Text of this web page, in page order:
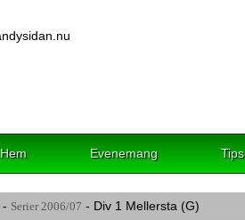
Hem Evenemang Tips
- Serier 2006/07 - Div 1 Mellersta (G)